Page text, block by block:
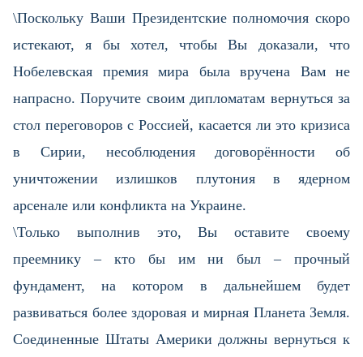
\Поскольку Ваши Президентские полномочия скоро
истекают, я бы хотел, чтобы Вы доказали, что
Нобелевская премия мира была вручена Вам не
напрасно. Поручите своим дипломатам вернуться за
стол переговоров с Россией, касается ли это кризиса
в Сирии, несоблюдения договорённости об
уничтожении излишков плутония в ядерном
арсенале или конфликта на Украине.
\Только выполнив это, Вы оставите своему
преемнику – кто бы им ни был – прочный
фундамент, на котором в дальнейшем будет
развиваться более здоровая и мирная Планета Земля.
Соединенные Штаты Америки должны вернуться к